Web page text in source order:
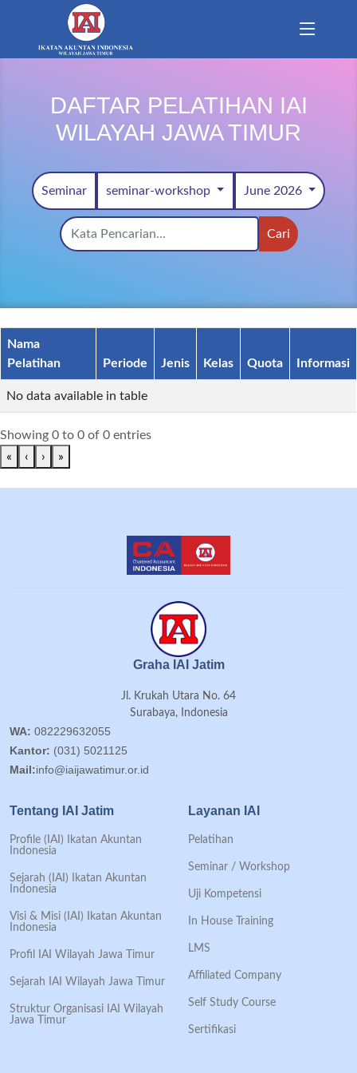
DAFTAR PELATIHAN IAI
WILAYAH JAWA TIMUR
Seminar seminar-workshop June 2026
Cari
Nama
Pelatihan
Periode Jenis Kelas Quota Informasi
No data available in table
Showing 0 to 0 of 0 entries
«
‹ › »
Graha IAI Jatim
Jl. Krukah Utara No. 64
Surabaya, Indonesia
WA: 082229632055
Kantor: (031) 5021125
Mail:info@iaijawatimur.or.id
Tentang IAI Jatim
Profile (IAI) Ikatan Akuntan
Indonesia
Sejarah (IAI) Ikatan Akuntan
Indonesia
Visi & Misi (IAI) Ikatan Akuntan
Indonesia
Profil IAI Wilayah Jawa Timur
Sejarah IAI Wilayah Jawa Timur
Struktur Organisasi IAI Wilayah
Jawa Timur
Layanan IAI
Pelatihan
Seminar / Workshop
Uji Kompetensi
In House Training
LMS
Affiliated Company
Self Study Course
Sertifikasi